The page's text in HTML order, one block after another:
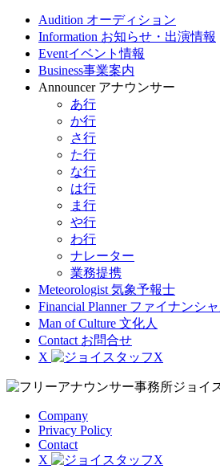
Audition オーディション
Information お知らせ・出演情報
Eventイベント情報
Business事業案内
Announcer アナウンサー
あ行
か行
さ行
た行
な行
は行
ま行
や行
わ行
ナレーター
業務提携
Meteorologist 気象予報士
Financial Planner ファイナンシ
Man of Culture 文化人
Contact お問合せ
X
Company
Privacy Policy
Contact
X